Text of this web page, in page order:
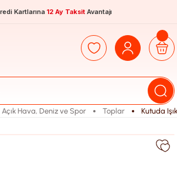
Kartlarına 12 Ay Taksit Avantajı
Açık Hava, Deniz ve Spor Toplar Kutuda